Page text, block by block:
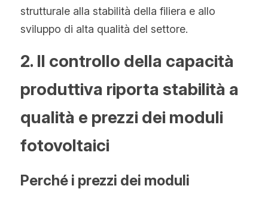
strutturale alla stabilità della filiera e allo
sviluppo di alta qualità del settore.
2. Il controllo della capacità
produttiva riporta stabilità a
qualità e prezzi dei moduli
fotovoltaici
Perché i prezzi dei moduli